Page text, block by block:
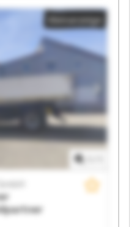
Wohnmobilpartner
Wohnmobilpartner
Wohnmobilpartner
GmbH TH
Wohnmobilpartner
GmbH TH
Wohnmobilpartner
Kleinanzeige